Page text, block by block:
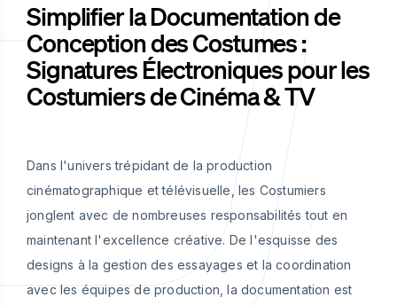
Simplifier la Documentation de
Conception des Costumes :
Signatures Électroniques pour les
Costumiers de Cinéma & TV
Dans l'univers trépidant de la production
cinématographique et télévisuelle, les Costumiers
jonglent avec de nombreuses responsabilités tout en
maintenant l'excellence créative. De l'esquisse des
designs à la gestion des essayages et la coordination
avec les équipes de production, la documentation est